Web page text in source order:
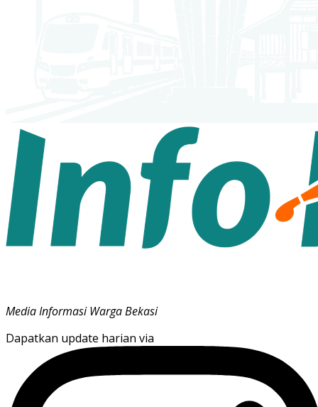
Media Informasi Warga Bekasi
Dapatkan update harian via